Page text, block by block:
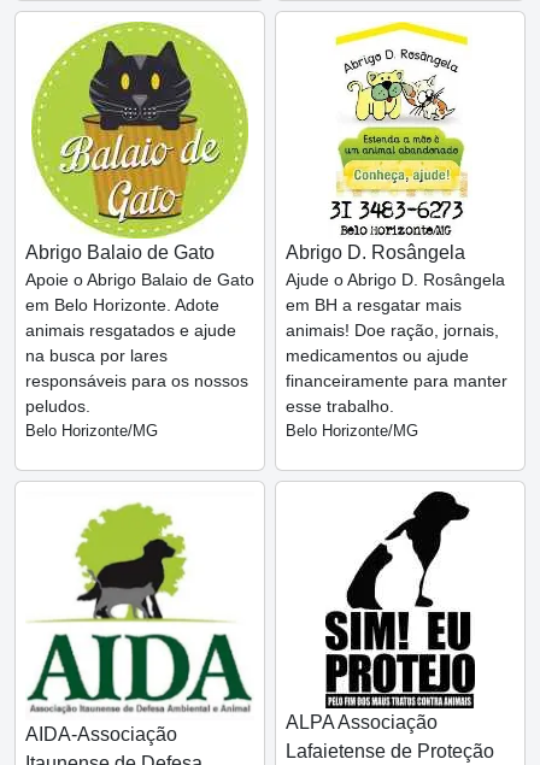
Abrigo Balaio de Gato
Apoie o Abrigo Balaio de Gato
em Belo Horizonte. Adote
animais resgatados e ajude
na busca por lares
responsáveis para os nossos
peludos.
Belo Horizonte/MG
Abrigo D. Rosângela
Ajude o Abrigo D. Rosângela
em BH a resgatar mais
animais! Doe ração, jornais,
medicamentos ou ajude
financeiramente para manter
esse trabalho.
Belo Horizonte/MG
AIDA-Associação
ALPA Associação
Lafaietense de Proteção